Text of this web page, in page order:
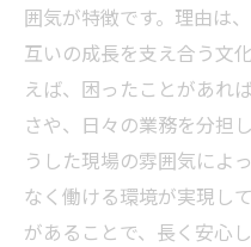
囲気が特徴です。理由は
互いの成長を支え合う文
えば、困ったことがあれ
さや、日々の業務を分担
うした現場の雰囲気によ
なく働ける環境が実現し
があることで、長く安心